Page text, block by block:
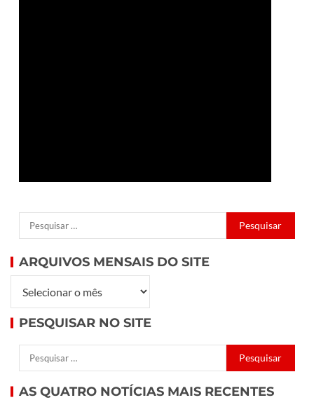
ARQUIVOS MENSAIS DO SITE
PESQUISAR NO SITE
AS QUATRO NOTÍCIAS MAIS RECENTES